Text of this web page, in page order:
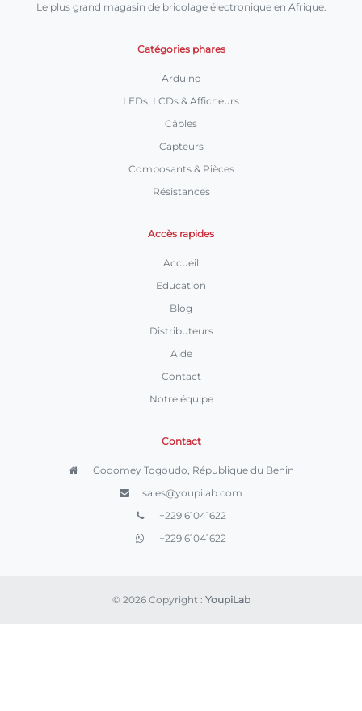
Le plus grand magasin de bricolage électronique en Afrique.
Catégories phares
Arduino
LEDs, LCDs & Afficheurs
Câbles
Capteurs
Composants & Pièces
Résistances
Accès rapides
Accueil
Education
Blog
Distributeurs
Aide
Contact
Notre équipe
Contact
Godomey Togoudo, République du Benin
sales@youpilab.com
+229 61041622
+229 61041622
© 2026 Copyright : YoupiLab